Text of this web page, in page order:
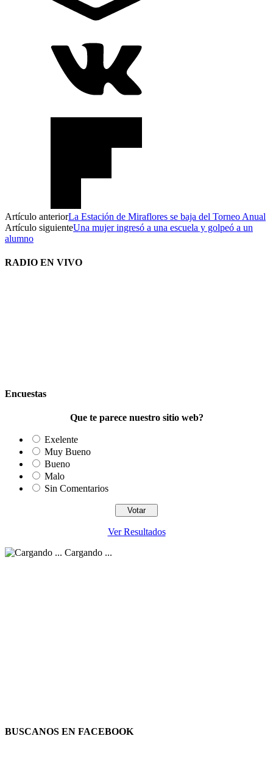
Artículo anteriorLa Estación de Miraflores se baja del Torneo Anual
Artículo siguienteUna mujer ingresó a una escuela y golpeó a un
alumno
RADIO EN VIVO
Encuestas
Que te parece nuestro sitio web?
Exelente
Muy Bueno
Bueno
Malo
Sin Comentarios
Ver Resultados
Cargando ...
BUSCANOS EN FACEBOOK